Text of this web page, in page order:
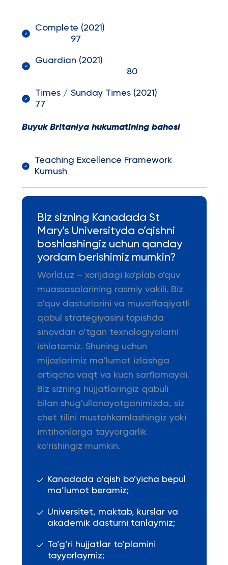
Complete (2021)
97
Guardian (2021)
80
Times / Sunday Times (2021)
77
Buyuk Britaniya hukumatining bahosi
Teaching Excellence Framework
Kumush
Biz sizning Kanadada St
Mary's Universityda o’qishni
boshlashingiz uchun qanday
yordam berishimiz mumkin?
World.uz – xorijdagi ko'plab o'quv
muassasalarining rasmiy vakili. Biz
o’quv dasturlarini va muvaffaqiyatli
qabul strategiyasini topishda
sinovdan o’tgan texnologiyalarni
ishlatamiz. Shuning uchun
mijozlarimiz ma'lumot izlashga
ortiqcha vaqt va kuch sarflamaydi.
Biz sizning hujjatlaringiz qabuli
bilan shug'ullanayotganimizda, siz
chet tilini mustahkamlashingiz yoki
imtihonlarga tayyorgarlik
ko'rishingiz mumkin.
Kanadada o’qish bo’yicha bepul
ma’lumot beramiz;
Universitet, maktab, kurslar va
akademik dasturni tanlaymiz;
To’g’ri hujjatlar to’plamini
tayyorlaymiz;